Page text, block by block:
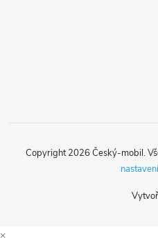
Copyright 2026 Český-mobil.
×